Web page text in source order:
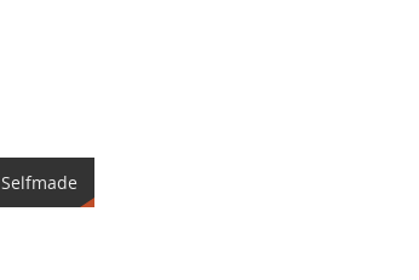
Selfmade